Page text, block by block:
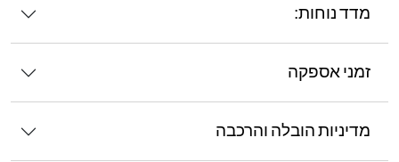
מדד נוחות:
זמני אספקה
מדיניות הובלה והרכבה